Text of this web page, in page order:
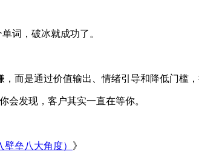
词，破冰就成功了。
而是通过价值输出、情绪引导和降低门槛
会发现，客户其实一直在等你。
垒八大角度） 》